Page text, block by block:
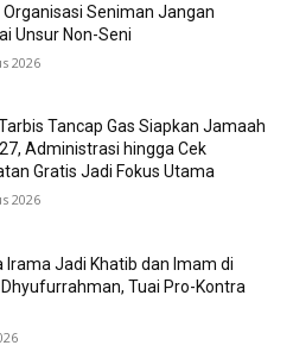
Organisasi Seniman Jangan
Unsur Non-Seni
2026
Tarbis Tancap Gas Siapkan Jamaah
Administrasi hingga Cek
Gratis Jadi Fokus Utama
2026
Irama Jadi Khatib dan Imam di
Tuai Pro-Kontra